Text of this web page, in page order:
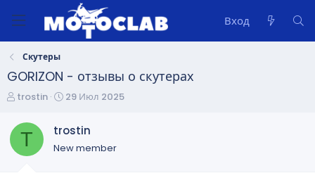
Вход
Скутеры
GORIZON - отзывы о скутерах
А
т
о
р
trostin
Д
а
н
29 Июл 2025
T trostin
New member